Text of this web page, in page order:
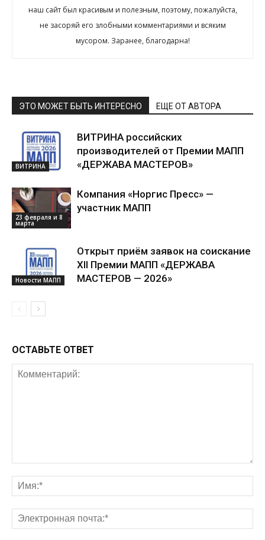
наш сайт был красивым и полезным, поэтому, пожалуйста,
не засоряй его злобными комментариями и всяким
мусором. Заранее, благодарна!
ЭТО МОЖЕТ БЫТЬ ИНТЕРЕСНО ЕЩЕ ОТ АВТОРА
ВИТРИНА
ВИТРИНА российских
производителей от Премии МАПП
«ДЕРЖАВА МАСТЕРОВ»
23 февраля и 8
марта
Компания «Норгис Пресс» —
участник МАПП
Новости МАПП
Открыт приём заявок на соискание
XII Премии МАПП «ДЕРЖАВА
МАСТЕРОВ — 2026»
ОСТАВЬТЕ ОТВЕТ